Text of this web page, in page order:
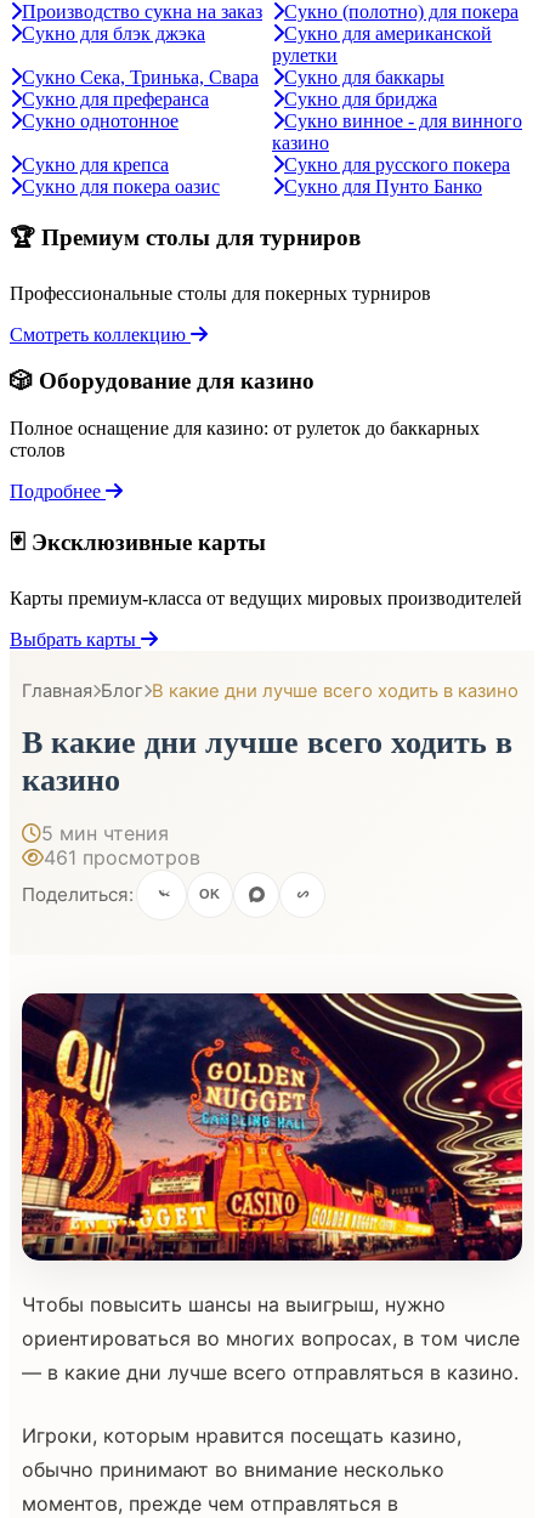
Производство сукна на заказ
Сукно (полотно) для покера
Сукно для блэк джэка
Сукно для американской
рулетки
Сукно Сека, Тринька, Свара
Сукно для баккары
Сукно для преферанса
Сукно для бриджа
Сукно однотонное
Сукно винное - для винного
казино
Сукно для крепса
Сукно для русского покера
Сукно для покера оазис
Сукно для Пунто Банко
🏆 Премиум столы для турниров
Профессиональные столы для покерных турниров
Смотреть коллекцию
🎲 Оборудование для казино
Полное оснащение для казино: от рулеток до баккарных
столов
Подробнее
🃏 Эксклюзивные карты
Карты премиум-класса от ведущих мировых производителей
Выбрать карты
Главная Блог В какие дни лучше всего ходить в казино
В какие дни лучше всего ходить в
казино
5 мин чтения
461 просмотров
Поделиться: OK
Чтобы повысить шансы на выигрыш, нужно
ориентироваться во многих вопросах, в том числе
— в какие дни лучше всего отправляться в казино.
Игроки, которым нравится посещать казино,
обычно принимают во внимание несколько
моментов, прежде чем отправляться в